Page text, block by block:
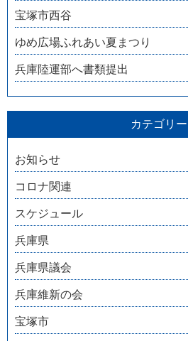
宝塚市西谷
ゆめ広場ふれあい夏まつり
兵庫陸運部へ書類提出
カテゴリー
お知らせ
コロナ関連
スケジュール
兵庫県
兵庫県議会
兵庫維新の会
宝塚市